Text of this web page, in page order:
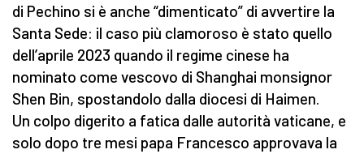
di Pechino si è anche “dimenticato” di avvertire la
Santa Sede: il caso più clamoroso è stato quello
dell’aprile 2023 quando il regime cinese ha
nominato come vescovo di Shanghai monsignor
Shen Bin, spostandolo dalla diocesi di Haimen.
Un colpo digerito a fatica dalle autorità vaticane, e
solo dopo tre mesi papa Francesco approvava la